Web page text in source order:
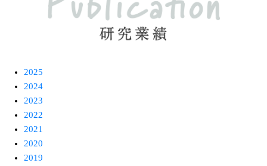
2025
2024
2023
2022
2021
2020
2019